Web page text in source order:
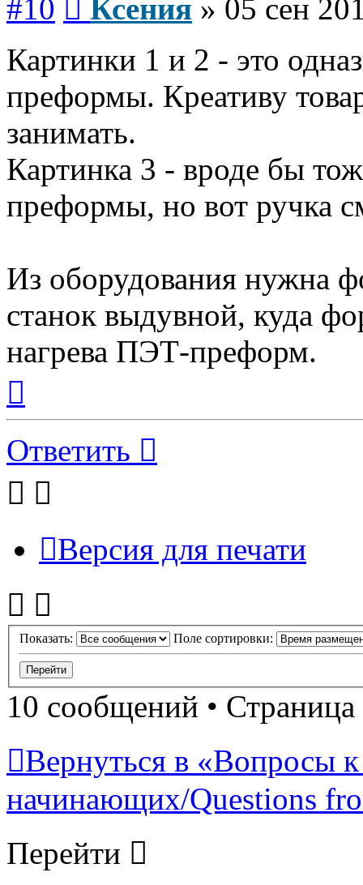
#10 Ксения » 05 сен
Картинки 1 и 2 - это
преформы. Креативу
занимать.
Картинка 3 - вроде бы
преформы, но вот ручка
Из оборудования нужна
станок выдувной, куда
нагрева ПЭТ-преформ.
началу
Ответить
Версия для печати
Показать: Поле сортировки:
10 сообщений • Страница
Вернуться в «Вопросы
начинающих/Questions
Перейти